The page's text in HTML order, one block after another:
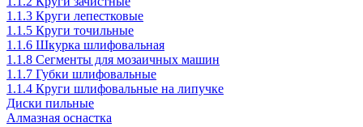
1.1.3 Круги лепестковые
1.1.5 Круги точильные
1.1.6 Шкурка шлифовальная
1.1.8 Сегменты для мозаичных машин
1.1.7 Губки шлифовальные
1.1.4 Круги шлифовальные на липучке
Диски пильные
Алмазная оснастка